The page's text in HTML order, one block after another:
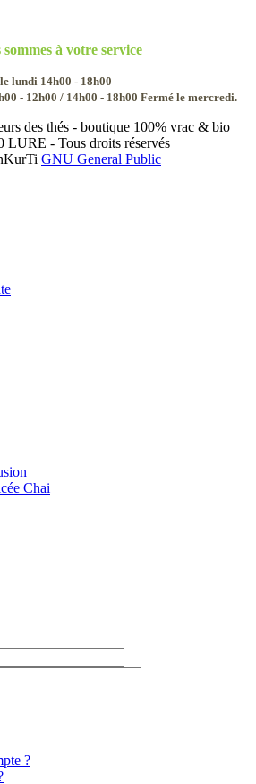
sommes à votre service
le lundi 14h00 - 18h00
- 12h00 / 14h00 - 18h00 Fermé le mercredi.
des thés - boutique 100% vrac & bio
LURE - Tous droits réservés
GNU General Public
Chai
?